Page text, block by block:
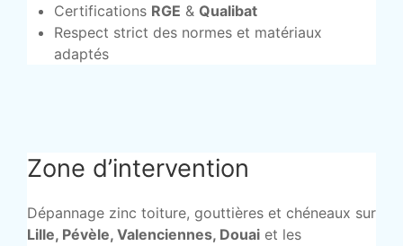
Certifications RGE & Qualibat
Respect strict des normes et matériaux
adaptés
Zone d’intervention
Dépannage zinc toiture, gouttières et chéneaux sur
Lille, Pévèle, Valenciennes, Douai et les